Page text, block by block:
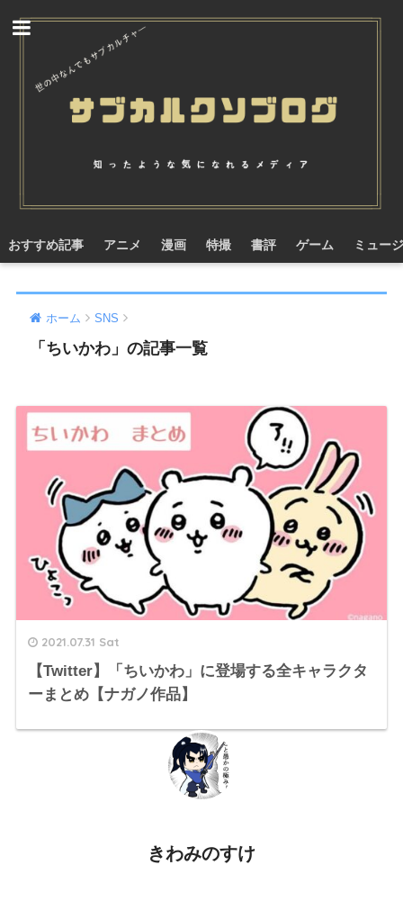
おすすめ記事 アニメ 漫画 特撮 書評 ゲーム ミュー
ホーム SNS
「ちいかわ」の記事一覧
2021.07.31 Sat
【Twitter】「ちいかわ」に登場する全キャラクタ
ーまとめ【ナガノ作品】
きわみのすけ